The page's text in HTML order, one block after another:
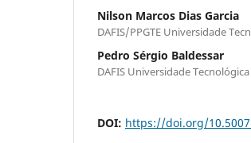
Nilson Marcos Dias Garcia
DAFIS/PPGTE Universidade
Pedro Sérgio Baldessar
DAFIS Universidade
DOI: https://doi.org/